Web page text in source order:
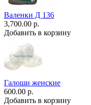
Валенки Д 136
3,700.00 р.
Добавить в корзину
Галоши женские
600.00 р.
Добавить в корзину